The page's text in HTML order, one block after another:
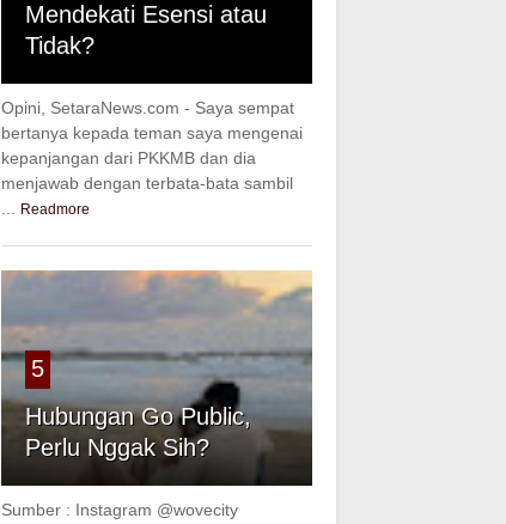
Mendekati Esensi atau
Tidak?
Opini, SetaraNews.com - Saya sempat
bertanya kepada teman saya mengenai
kepanjangan dari PKKMB dan dia
menjawab dengan terbata-bata sambil
Readmore
5
Hubungan Go Public,
Perlu Nggak Sih?
Sumber : Instagram @wovecity